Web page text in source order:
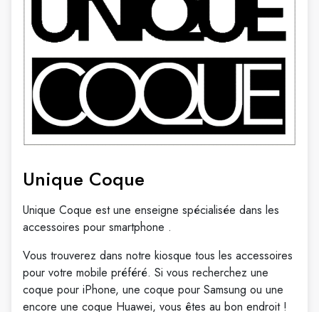
Unique Coque
Unique Coque est une enseigne spécialisée dans les
accessoires pour smartphone .
Vous trouverez dans notre kiosque tous les accessoires
pour votre mobile préféré. Si vous recherchez une
coque pour iPhone, une coque pour Samsung ou une
encore une coque Huawei, vous êtes au bon endroit !